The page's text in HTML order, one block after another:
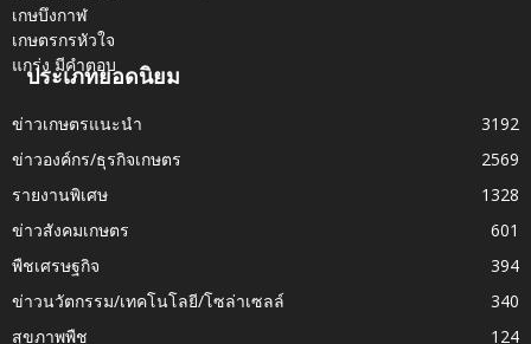
ประเภทยอดนิยม
ข่าวเกษตรแนะนำ
3192
ข่าวองค์กร/ธุรกิจเกษตร
2569
รายงานพิเศษ
1328
ข่าวสังคมเกษตร
601
พืชเศรษฐกิจ
394
ข่าวนวัตกรรม/เทคโนโลยี/โซล่าเซลล์
340
สุขภาพพืช
124